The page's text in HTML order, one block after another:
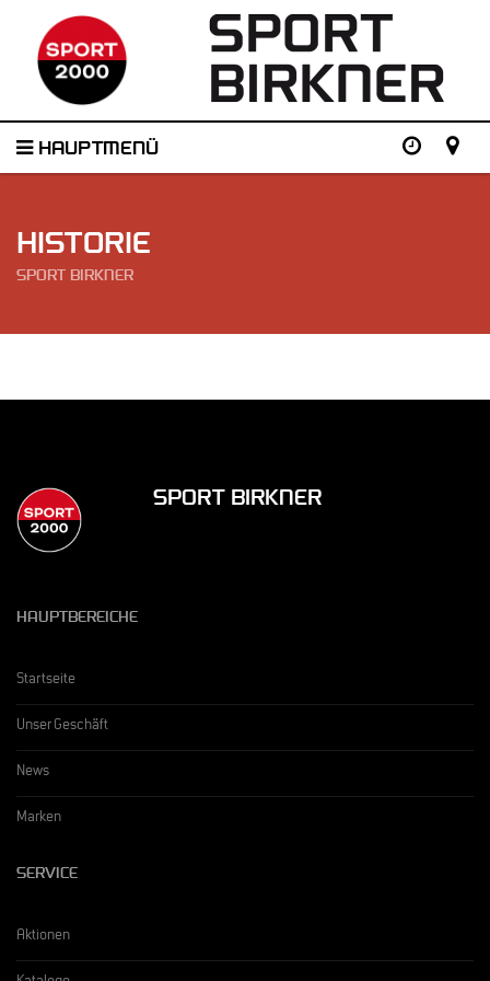
HAUPTMENÜ
HISTORIE
SPORT BIRKNER
SPORT BIRKNER
HAUPTBEREICHE
Startseite
Unser Geschäft
News
Marken
SERVICE
Aktionen